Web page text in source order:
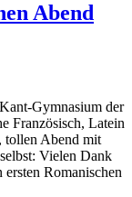
Abend
Gymnasium der
Französisch, Latein
tollen Abend mit
Vielen Dank
Romanischen